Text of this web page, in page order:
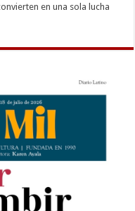
en una sola lucha